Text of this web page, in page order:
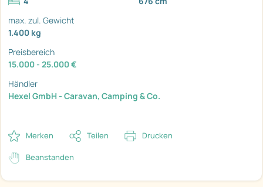
max. zul. Gewicht
1.400 kg
Preisbereich
15.000 - 25.000 €
Händler
Hexel GmbH - Caravan, Camping & Co.
Merken Teilen Drucken
Beanstanden